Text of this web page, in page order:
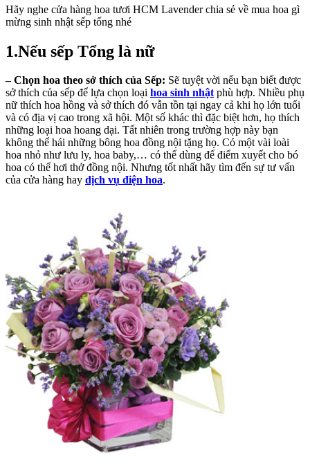
Hãy nghe cửa hàng hoa tươi HCM Lavender chia sẻ về mua hoa gì
mừng sinh nhật sếp tổng nhé
1.Nếu sếp Tổng là nữ
– Chọn hoa theo sở thích của Sếp: Sẽ tuyệt vời nếu bạn biết được
sở thích của sếp để lựa chọn loại hoa sinh nhậtphù hợp. Nhiều phụ
nữ thích hoa hồng và sở thích đó vẫn tồn tại ngay cả khi họ lớn tuổi
và có địa vị cao trong xã hội. Một số khác thì đặc biệt hơn, họ thích
những loại hoa hoang dại. Tất nhiên trong trường hợp này bạn
không thể hái những bông hoa đồng nội tặng họ. Có một vài loài
hoa nhỏ như lưu ly, hoa baby,… có thể dùng để điểm xuyết cho bó
hoa có thể hơi thở đồng nội. Nhưng tốt nhất hãy tìm đến sự tư vấn
của cửa hàng hay dịch vụ điện hoa.